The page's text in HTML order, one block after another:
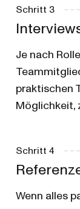
Schritt 3
Je nach
praktischen
Möglichkeit,
Schritt 4
Wenn alles